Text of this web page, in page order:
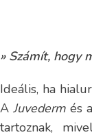
» Számít, hogy
Ideális, ha
AJuvedermés a
tartoznak,